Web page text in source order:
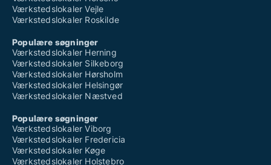
Værkstedslokaler Vejle
Værkstedslokaler Roskilde
Populære søgninger
Værkstedslokaler Herning
Værkstedslokaler Silkeborg
Værkstedslokaler Hørsholm
Værkstedslokaler Helsingør
Værkstedslokaler Næstved
Populære søgninger
Værkstedslokaler Viborg
Værkstedslokaler Fredericia
Værkstedslokaler Køge
Værkstedslokaler Holstebro